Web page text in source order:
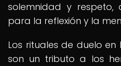
solemnidad y respeto,
para la reflexión y la
Los rituales de duelo
son un tributo a los